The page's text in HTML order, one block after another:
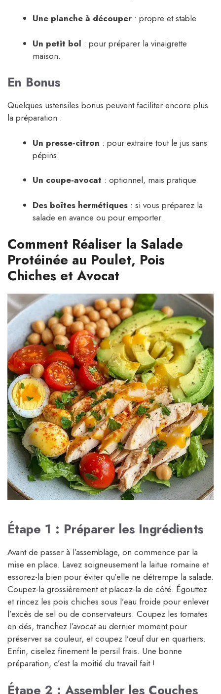
Une planche à découper : propre et stable.
Un petit bol : pour préparer la vinaigrette
maison.
En Bonus
Quelques ustensiles bonus peuvent faciliter encore plus
la préparation :
Un presse-citron : pour extraire tout le jus sans
pépins.
Un coupe-avocat : optionnel, mais pratique.
Des boîtes hermétiques : si vous préparez la
salade en avance ou pour emporter.
Comment Réaliser la Salade
Protéinée au Poulet, Pois
Chiches et Avocat
Étape 1 : Préparer les Ingrédients
Avant de passer à l’assemblage, on commence par la
mise en place. Lavez soigneusement la laitue romaine et
essorez-la bien pour éviter qu’elle ne détrempe la salade.
Coupez-la grossièrement et placez-la de côté. Égouttez
et rincez les pois chiches sous l’eau froide pour enlever
l’excès de sel ou de conservateurs. Coupez les tomates
en dés, tranchez l’avocat au dernier moment pour
préserver sa couleur, et coupez l’œuf dur en quartiers.
Enfin, ciselez finement le persil frais. Une bonne
préparation, c’est la moitié du travail fait !
Étape 2 : Assembler les Couches